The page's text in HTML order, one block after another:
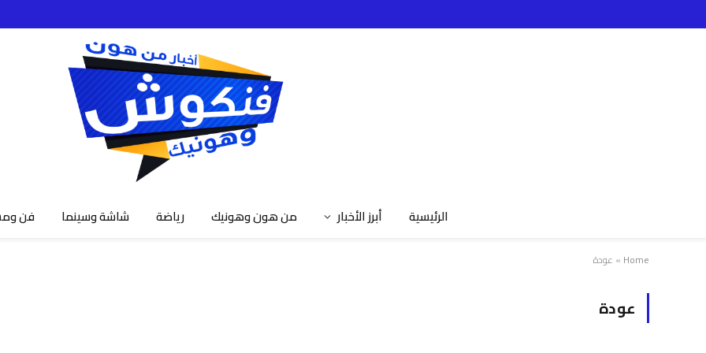
الرئيسية أبرز الأخبار من هون وهونيك رياضة شاشة وسينما فن
Home
» عودة
عودة